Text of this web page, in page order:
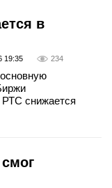
в
19:35 234
РТС снижается